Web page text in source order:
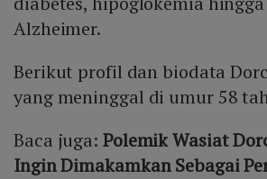
Alzheimer.
Berikut profil dan biodata
yang meninggal di umur 58
Baca juga: Polemik Wasiat
Ingin Dimakamkan Sebagai